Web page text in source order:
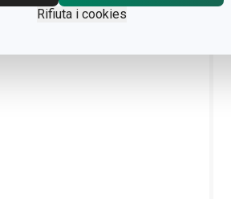
Rifiuta i cookies